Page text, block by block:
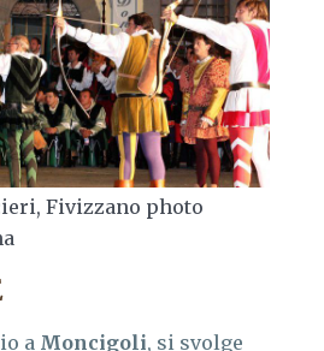
Fivizzano photo
a Moncigoli, si svolge